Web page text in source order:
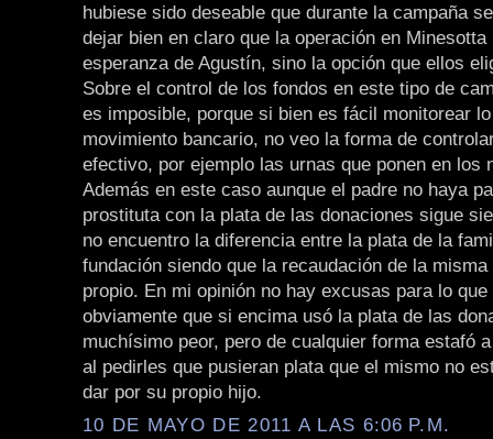
hubiese sido deseable que durante la campaña
dejar bien en claro que la operación en
esperanza de Agustín, sino la opción que ellos
Sobre el control de los fondos en este tipo de
es imposible, porque si bien es fácil monitorear
movimiento bancario, no veo la forma de
efectivo, por ejemplo las urnas que ponen en los
Además en este caso aunque el padre no haya
prostituta con la plata de las donaciones sigue
no encuentro la diferencia entre la plata de la
fundación siendo que la recaudación de la
propio. En mi opinión no hay excusas para lo
obviamente que si encima usó la plata de las
muchísimo peor, pero de cualquier forma estafó
al pedirles que pusieran plata que el mismo no
dar por su propio hijo.
10 DE MAYO DE 2011 A LAS 6:06 P.M.